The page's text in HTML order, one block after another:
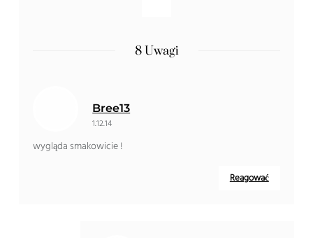
8 Uwagi
Bree13
1.12.14
wygląda smakowicie !
Reagować